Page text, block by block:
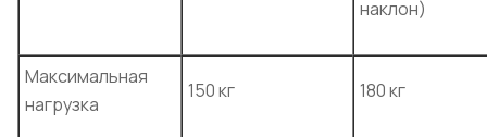
наклон)
Максимальная
нагрузка
150 кг 180 кг